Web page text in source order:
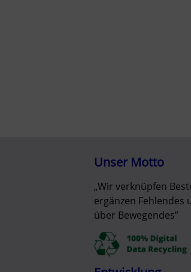
Unser Motto
„Wir verknüpfen
ergänzen Fehlendes
über Bewegendes”